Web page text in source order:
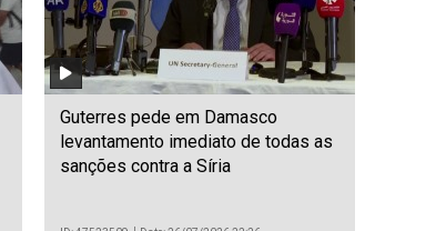
Guterres pede em Damasco
levantamento imediato de todas as
sanções contra a Síria